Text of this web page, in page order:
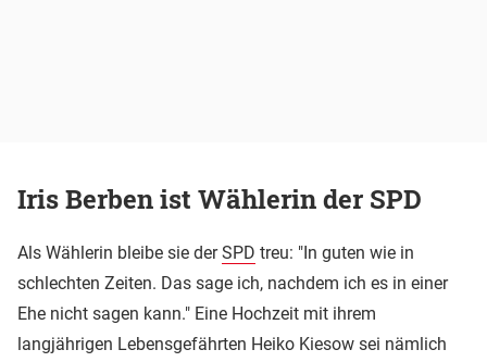
Iris Berben ist Wählerin der SPD
Als Wählerin bleibe sie derSPD treu: "In guten wie in
schlechten Zeiten. Das sage ich, nachdem ich es in einer
Ehe nicht sagen kann." Eine Hochzeit mit ihrem
langjährigen Lebensgefährten Heiko Kiesow sei nämlich